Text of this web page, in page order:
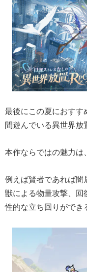
最後にこの夏におすす
間遊んでいる異世界放
本作ならではの魅力は、
例えば賢者であれば闇
獣による物量攻撃、回
性的な立ち回りができ